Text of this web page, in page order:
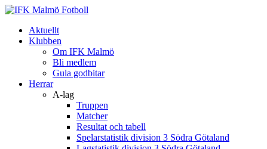
Aktuellt
Klubben
Om IFK Malmö
Bli medlem
Gula godbitar
Herrar
A-lag
Truppen
Matcher
Resultat och tabell
Spelarstatistik division 3 Södra Götaland